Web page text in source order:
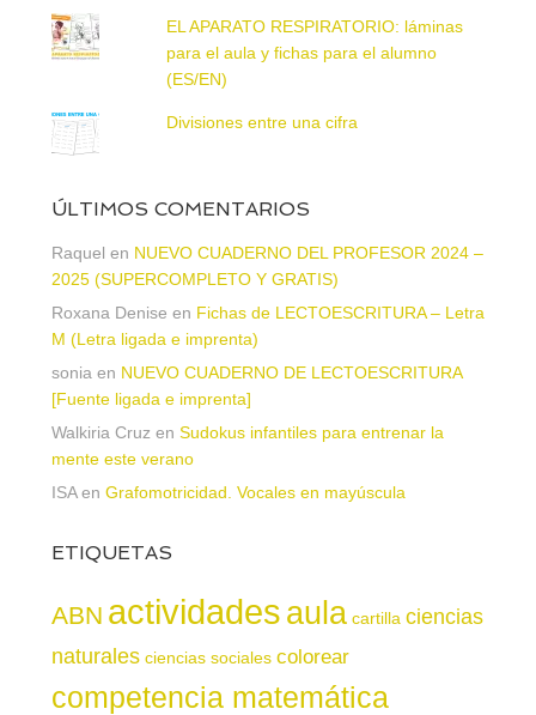
EL APARATO RESPIRATORIO: láminas
para el aula y fichas para el alumno
(ES/EN)
Divisiones entre una cifra
ÚLTIMOS COMENTARIOS
Raquel en NUEVO CUADERNO DEL PROFESOR 2024 –
2025 (SUPERCOMPLETO Y GRATIS)
Roxana Denise en Fichas de LECTOESCRITURA – Letra
M (Letra ligada e imprenta)
sonia en NUEVO CUADERNO DE LECTOESCRITURA
[Fuente ligada e imprenta]
Walkiria Cruz en Sudokus infantiles para entrenar la
mente este verano
ISAen Grafomotricidad. Vocales en mayúscula
ETIQUETAS
ABN actividadesaula cartilla ciencias
naturales ciencias sociales colorear
competencia matemática